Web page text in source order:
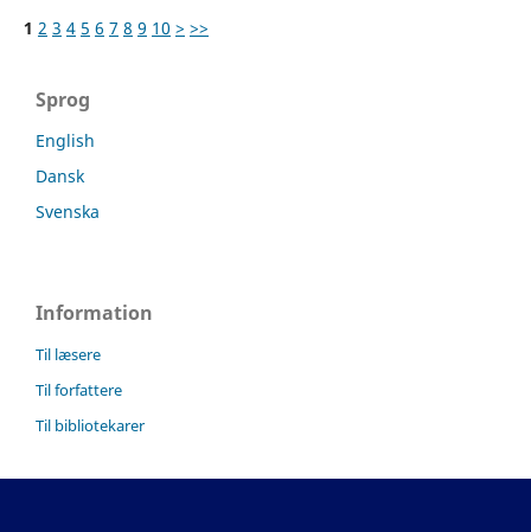
1 2 3 4 5 6 7 8 9 10 > >>
Sprog
English
Dansk
Svenska
Information
Til læsere
Til forfattere
Til bibliotekarer